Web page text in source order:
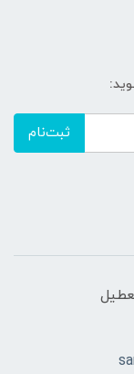
ثبت‌نام